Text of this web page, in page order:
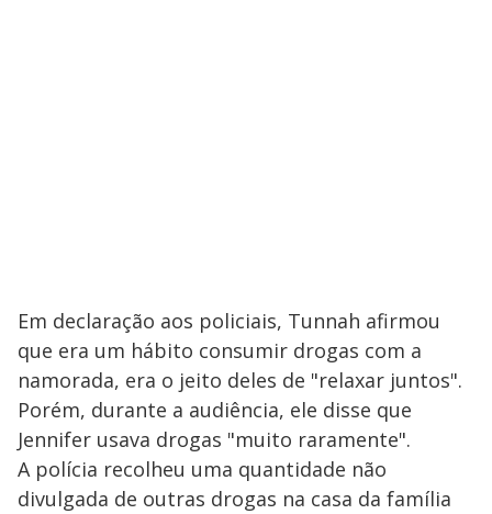
Em declaração aos policiais, Tunnah afirmou
que era um hábito consumir drogas com a
namorada, era o jeito deles de "relaxar juntos".
Porém, durante a audiência, ele disse que
Jennifer usava drogas "muito raramente".
A polícia recolheu uma quantidade não
divulgada de outras drogas na casa da família